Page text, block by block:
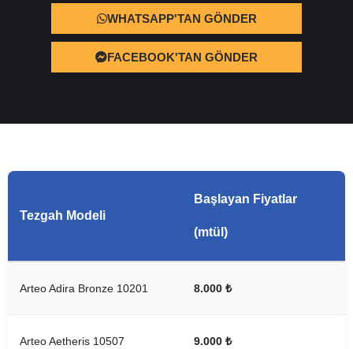
WHATSAPP'TAN GÖNDER
FACEBOOK'TAN GÖNDER
Tezgah Modeli
Başlayan Fiyatlar
(mtül)
Arteo Adira Bronze 10201 8.000 ₺
Arteo Aetheris 10507 9.000 ₺